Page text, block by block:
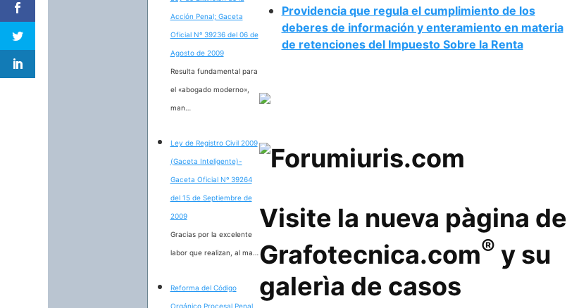
Acción Penal; Gaceta
Oficial Nº 39236 del 06 de
Agosto de 2009
Resulta fundamental para
el «abogado moderno»,
man…
Ley de Registro Civil 2009
(Gaceta Inteligente)-
Gaceta Oficial Nº 39264
del 15 de Septiembre de
2009
Gracias por la excelente
labor que realizan, al ma…
Reforma del Código
Orgánico Procesal Penal
Providencia que regula el cumplimiento de los
deberes de información y enteramiento en materia
de retenciones del Impuesto Sobre la Renta
Visite la nueva pàgina de
Grafotecnica.com® y su
galerìa de casos